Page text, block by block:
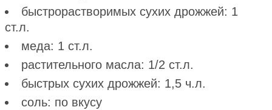
быстрорастворимых сухих дрожжей: 1
ст.л.
меда: 1 ст.л.
растительного масла: 1/2 ст.л.
быстрых сухих дрожжей: 1,5 ч.л.
соль: по вкусу